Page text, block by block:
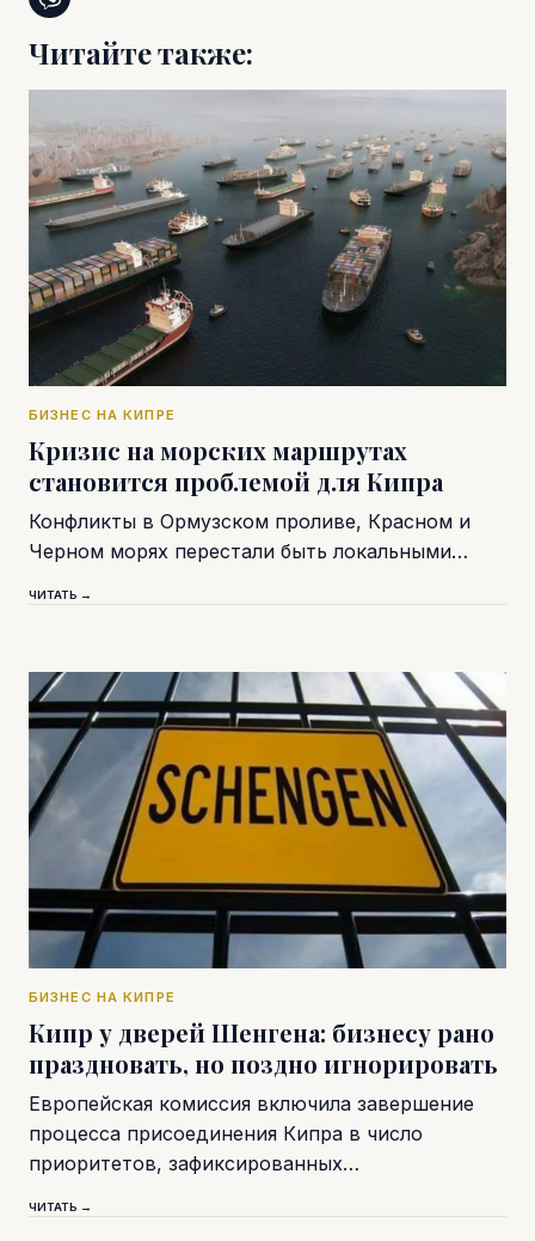
Читайте также:
БИЗНЕС НА КИПРЕ
Кризис на морских маршрутах
становится проблемой для Кипра
Конфликты в Ормузском проливе, Красном и
Черном морях перестали быть локальными…
ЧИТАТЬ →
БИЗНЕС НА КИПРЕ
Кипр у дверей Шенгена: бизнесу рано
праздновать, но поздно игнорировать
Европейская комиссия включила завершение
процесса присоединения Кипра в число
приоритетов, зафиксированных…
ЧИТАТЬ →